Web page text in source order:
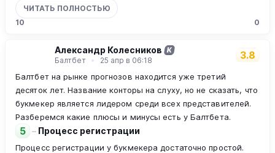
ЧИТАТЬ ПОЛНОСТЬЮ
10 0
Александр Колесников К
Балтбет 25 апр в 06:18 3.8
Балтбет на рынке прогнозов находится уже третий
десяток лет. Название конторы на слуху, но не сказать, что
букмекер является лидером среди всех представителей.
Разберемся какие плюсы и минусы есть у Балтбета.
5 – Процесс регистрации
Процесс регистрации у букмекера достаточно простой.